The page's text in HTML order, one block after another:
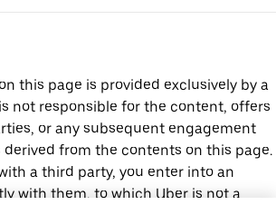
this page is provided exclusively by a
not responsible for the content, offers
or any subsequent engagement
from the contents on this page.
a third party, you enter into an
with them, to which Uber is not a